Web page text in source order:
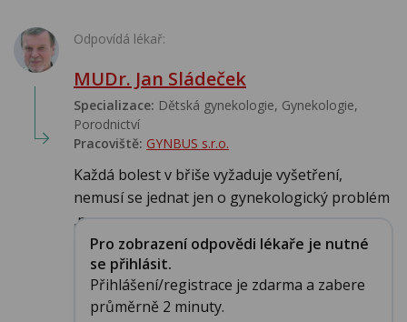
Odpovídá lékař:
MUDr. Jan Sládeček
Specializace: Dětská gynekologie, Gynekologie,
Porodnictví
Pracoviště: GYNBUS s.r.o.
Každá bolest v břiše vyžaduje vyšetření,
nemusí se jednat jen o gynekologický problém
,ne...
Pro zobrazení odpovědi lékaře je nutné
se přihlásit.
Přihlášení/registrace je zdarma a zabere
průměrně 2 minuty.